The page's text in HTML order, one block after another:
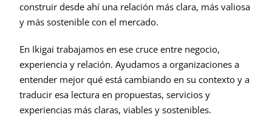
construir desde ahí una relación más clara, más valiosa
y más sostenible con el mercado.
En Ikigai trabajamos en ese cruce entre negocio,
experiencia y relación. Ayudamos a organizaciones a
entender mejor qué está cambiando en su contexto y a
traducir esa lectura en propuestas, servicios y
experiencias más claras, viables y sostenibles.